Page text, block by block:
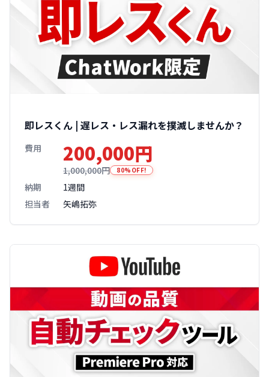
即レスくん | 遅レス・レス漏れを撲滅しませんか？
費用 200,000円
1,000,000円 80%OFF!
納期
1週間
担当者
矢嶋拓弥